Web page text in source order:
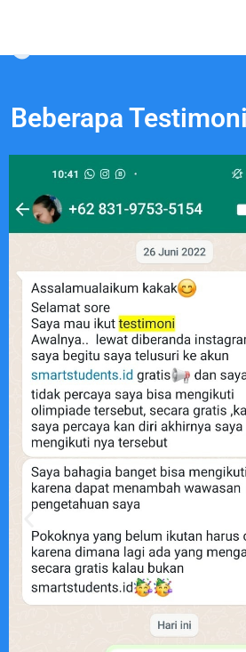
Beberapa